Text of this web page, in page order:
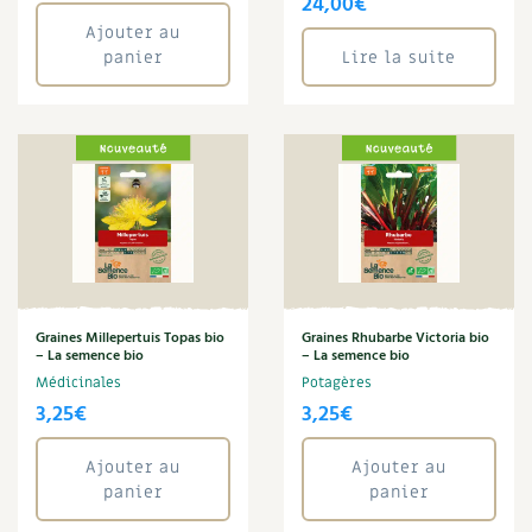
Recettes végétariennes et vegan
Habitat écologique
Conception et gros oeuvre
Matériaux écologiques
Énergie
Gestion de l’eau
Décoration et petit bricolage
Santé et bien-être
Trucs & astuces
Expés
Trocs & petites annonces
Appels à témoignage
Bonnes adresses
Liste des pépiniéristes
Mieux consommer
Périlla
Persil tubéreux
Physalis
Piment
Pois de senteur
Poivron
Potiron
Prairie fleurie
Radis
Reine Marguerite
Rhubarbe
Roquette
Rose trémière
Rudbeckia
Sarrasin
Ajouter au
panier
Lire la suite
Graines Millepertuis Topas bio
– La semence bio
Médicinales
3,25€
Ajouter au
panier
Graines Rhubarbe Victoria bio
– La semence bio
Potagères
3,25€
Ajouter au
panier